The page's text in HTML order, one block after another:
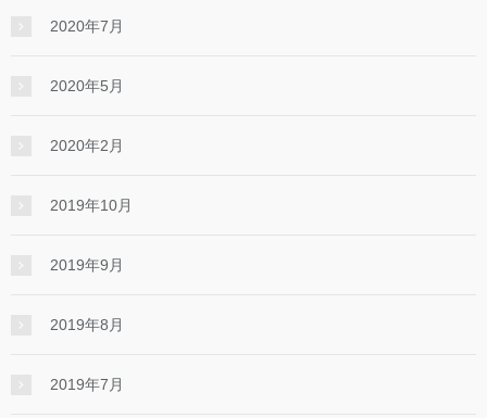
2020年7月
2020年5月
2020年2月
2019年10月
2019年9月
2019年8月
2019年7月